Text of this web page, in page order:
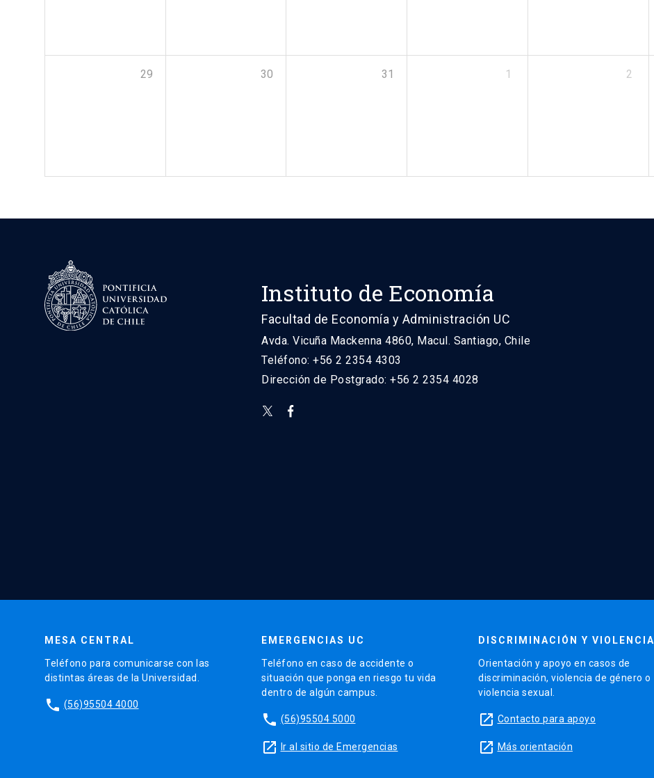
29 30 31 1 2
Instituto de Economía
Facultad de Economía y Administración UC
Avda. Vicuña Mackenna 4860, Macul. Santiago, Chile
Teléfono: +56 2 2354 4303
Dirección de Postgrado: +56 2 2354 4028
MESA CENTRAL
Teléfono para comunicarse con las
distintas áreas de la Universidad.
phone (56)95504 4000
EMERGENCIAS UC
Teléfono en caso de accidente o
situación que ponga en riesgo tu vida
dentro de algún campus.
phone (56)95504 5000
launch Ir al sitio de Emergencias
DISCRIMINACIÓN Y VIOLENCIA
Orientación y apoyo en casos de
discriminación, violencia de género o
violencia sexual.
launch Contacto para apoyo
launch Más orientación